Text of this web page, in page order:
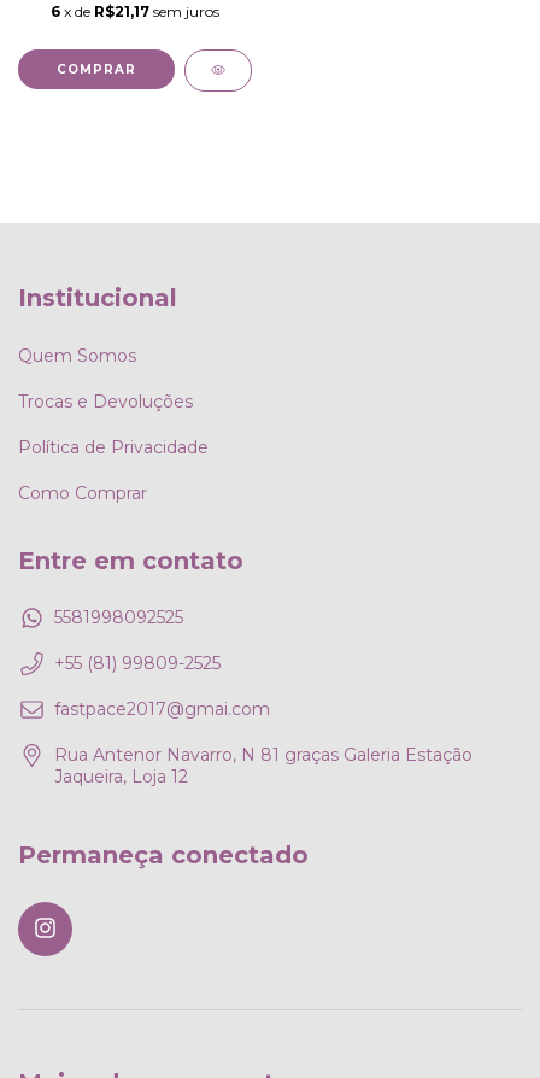
6 x de R$21,17 sem juros
COMPRAR
Institucional
Quem Somos
Trocas e Devoluções
Política de Privacidade
Como Comprar
Entre em contato
5581998092525
+55 (81) 99809-2525
fastpace2017@gmai.com
Rua Antenor Navarro, N 81 graças Galeria Estação
Jaqueira, Loja 12
Permaneça conectado